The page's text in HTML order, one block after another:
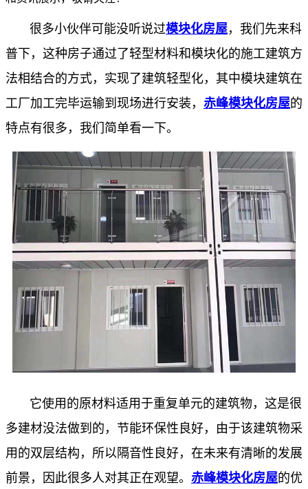
很多小伙伴可能没听说过模块化房屋，我们先来科
普下，这种房子通过了轻型材料和模块化的施工建筑方
法相结合的方式，实现了建筑轻型化，其中模块建筑在
工厂加工完毕运输到现场进行安装， 赤峰模块化房屋的
特点有很多，我们简单看一下。
它使用的原材料适用于重复单元的建筑物，这是很
多建材没法做到的，节能环保性良好，由于该建筑物采
用的双层结构，所以隔音性良好，在未来有清晰的发展
前景，因此很多人对其正在观望。 赤峰模块化房屋的优